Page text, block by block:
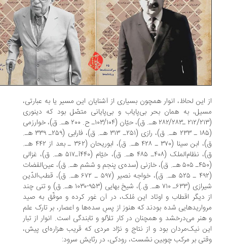
این لحاظ، انوار همچون بسیاری از آشنایان این مسیر یا به عبارتی،
به همان بحر بی‌پایاب و بی‌پایانی متصّل بود که دینوری
(۲۱۲/۲۱۳ ـ۲۸۲/۲۸۳ هـ. ق)، حیّان (۱۰۳/۱۰۴ـ ح. ۲۰۰ هـ. ق)، خوارزمی
(۱۸۵ ـ ۲۳۳ هـ. ق)، رازی (۲۵۱ـ ۳۱۳ هـ. ق)، فارابی (۲۵۹ـ ۳۳۹ هـ.
ق)، ابن سینا (۳۷۰ ـ ۴۲۸ هـ. ق)، ابوریحان (۳۶۲ ـ بعد از ۴۴۲ هـ.
ق)، نظام‌الملک (۴۰۸ـ ۴۸۵ هـ. ق)، خیّام (۴۴۰آـ۵۱۷ هـ. ق)، غزالی
(۴۵۰ـ ۵۰۵ هـ. ق)، خازنی (سده‌ی پنجم و ششم هـ. ق)، عین‌القضات
(۴۹۲ ـ ۵۲۵ هـ. ق)، خواجه نصیر (۵۹۷ ـ ۶۷۲ هـ. ق)، قطب‌الدّین
شیرازی (۶۳۳ـ ۷۱۰ هـ. ق.)، شیخ بهایی (۹۵۳-۱۰۳۰ هـ. ق) و تنی چند
دیگر اقطاب و اوتاد این مُلک، در آن غور کرده‌ و موفّق به صید
شده‌ بودند که هنوز از پسِ سده‌ها و اعصار، بر تارک علم
می‌درخشد و همچنان در کار تلألو و تابندگی است. انوار از تبار
نیک‌مردان بود و از نتاج و نژاد مردی که قریب هزاره‌ای پیش،
بر مرکب چوبین نشست، رودکی، در رثایش سرود: